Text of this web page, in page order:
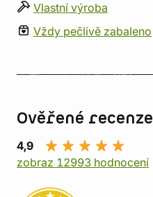
Vlastní výroba
Vždy pečlivě zabaleno
Ověřené recenze
4,9
zobraz 12993 hodnocení